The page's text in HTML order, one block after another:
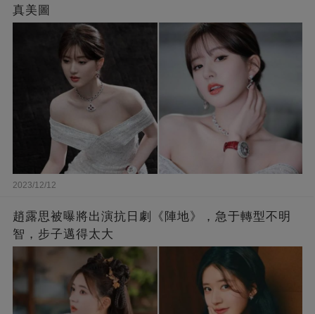
真美圖
2023/12/12
趙露思被曝將出演抗日劇《陣地》，急于轉型不明
智，步子邁得太大